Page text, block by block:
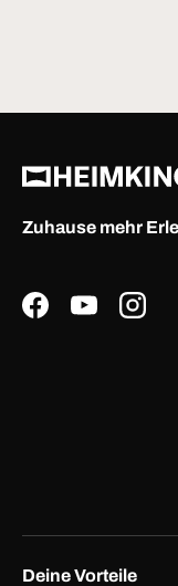
Zuhause mehr
FacebookYouTube
Deine Vorteile